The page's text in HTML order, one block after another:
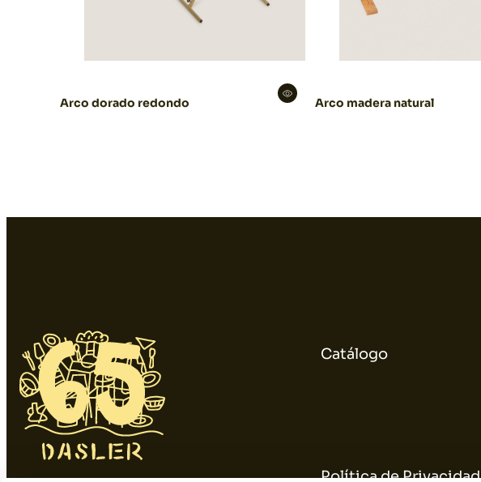
Arco dorado redondo Arco madera natural
Catálogo
Política de Privacidad